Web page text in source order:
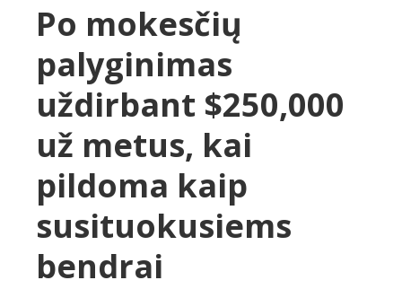
Po mokesčių
palyginimas
uždirbant $250,000
už metus, kai
pildoma kaip
susituokusiems
bendrai